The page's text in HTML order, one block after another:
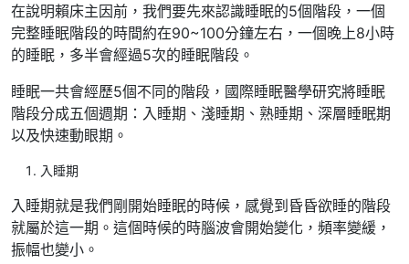
在說明賴床主因前，我們要先來認識睡眠的5個階段，一個
完整睡眠階段的時間約在90~100分鐘左右，一個晚上8小時
的睡眠，多半會經過5次的睡眠階段。
睡眠一共會經歷5個不同的階段，國際睡眠醫學研究將睡眠
階段分成五個週期：入睡期、淺睡期、熟睡期、深層睡眠期
以及快速動眼期。
入睡期
入睡期就是我們剛開始睡眠的時候，感覺到昏昏欲睡的階段
就屬於這一期。這個時候的時腦波會開始變化，頻率變緩，
振幅也變小。